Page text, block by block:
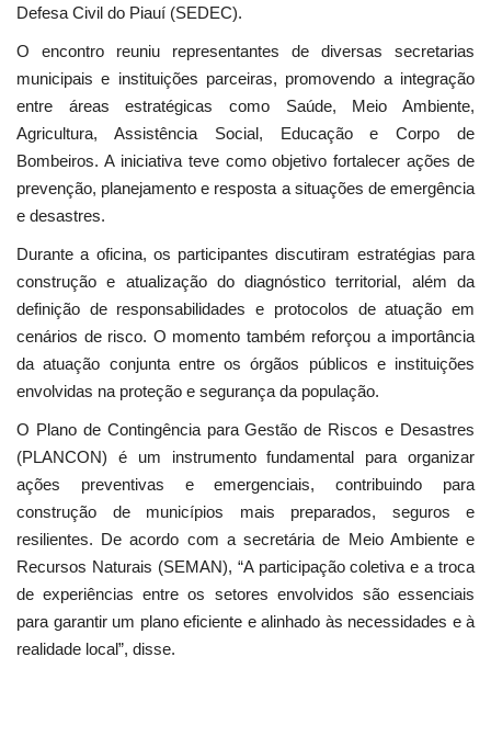
Defesa Civil do Piauí (SEDEC).
O encontro reuniu representantes de diversas secretarias
municipais e instituições parceiras, promovendo a integração
entre áreas estratégicas como Saúde, Meio Ambiente,
Agricultura, Assistência Social, Educação e Corpo de
Bombeiros. A iniciativa teve como objetivo fortalecer ações de
prevenção, planejamento e resposta a situações de emergência
e desastres.
Durante a oficina, os participantes discutiram estratégias para
construção e atualização do diagnóstico territorial, além da
definição de responsabilidades e protocolos de atuação em
cenários de risco. O momento também reforçou a importância
da atuação conjunta entre os órgãos públicos e instituições
envolvidas na proteção e segurança da população.
O Plano de Contingência para Gestão de Riscos e Desastres
(PLANCON) é um instrumento fundamental para organizar
ações preventivas e emergenciais, contribuindo para
construção de municípios mais preparados, seguros e
resilientes. De acordo com a secretária de Meio Ambiente e
Recursos Naturais (SEMAN), “A participação coletiva e a troca
de experiências entre os setores envolvidos são essenciais
para garantir um plano eficiente e alinhado às necessidades e à
realidade local”, disse.